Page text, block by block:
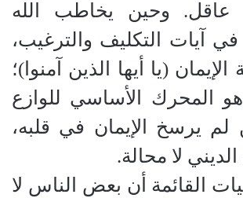
عاقل. وحين يخاطب الله
في آيات التكليف والترغيب،
(يا أيها الذين آمنوا)؛
هو المحرك الأساسي للوازع
لم يرسخ الإيمان في قلبه،
لا محالة.
القائمة أن بعض الناس لا